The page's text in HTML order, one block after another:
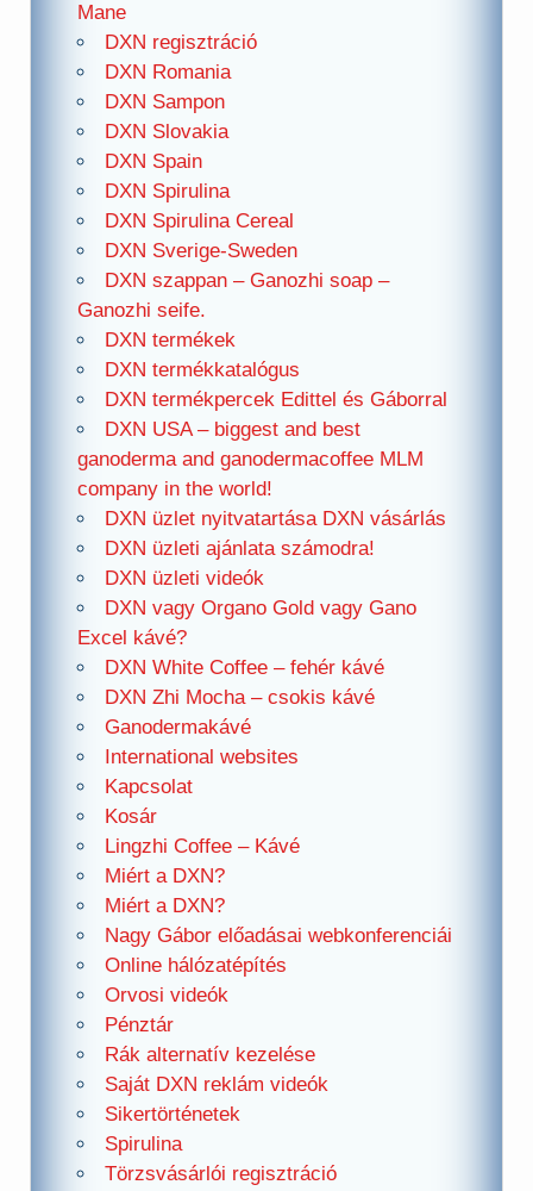
Mane
DXN regisztráció
DXN Romania
DXN Sampon
DXN Slovakia
DXN Spain
DXN Spirulina
DXN Spirulina Cereal
DXN Sverige-Sweden
DXN szappan – Ganozhi soap –
Ganozhi seife.
DXN termékek
DXN termékkatalógus
DXN termékpercek Edittel és Gáborral
DXN USA – biggest and best
ganoderma and ganodermacoffee MLM
company in the world!
DXN üzlet nyitvatartása DXN vásárlás
DXN üzleti ajánlata számodra!
DXN üzleti videók
DXN vagy Organo Gold vagy Gano
Excel kávé?
DXN White Coffee – fehér kávé
DXN Zhi Mocha – csokis kávé
Ganodermakávé
International websites
Kapcsolat
Kosár
Lingzhi Coffee – Kávé
Miért a DXN?
Miért a DXN?
Nagy Gábor előadásai webkonferenciái
Online hálózatépítés
Orvosi videók
Pénztár
Rák alternatív kezelése
Saját DXN reklám videók
Sikertörténetek
Spirulina
Törzsvásárlói regisztráció